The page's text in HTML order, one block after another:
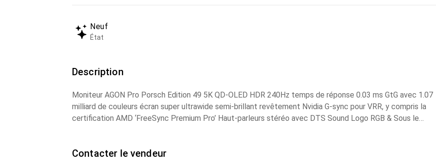
Neuf
État
Description
Moniteur AGON Pro Porsch Edition 49 5K QD-OLED HDR 240Hz temps de réponse 0.03 ms GtG avec 1.07
milliard de couleurs écran super ultrawide semi-brillant revêtement Nvidia G-sync pour VRR, y compris la
certification AMD ‘FreeSync Premium Pro’ Haut-parleurs stéréo avec DTS Sound Logo RGB & Sous le
ports de données USB, support PiP / PbP, commutateur KVM, RJ45 Ethernet, prise casque
Contacter le vendeur